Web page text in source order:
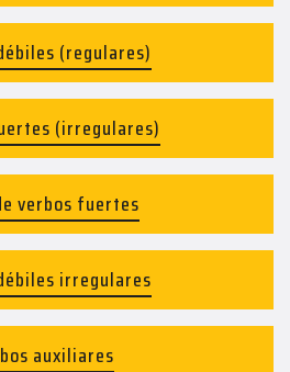
(regulares)
(irregulares)
verbos fuertes
irregulares
auxiliares